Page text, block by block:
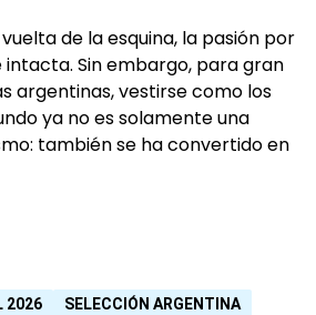
de la esquina, la pasión por
intacta. Sin embargo, para gran
argentinas, vestirse como los
ya no es solamente una
también se ha convertido en
2026
SELECCIÓN ARGENTINA